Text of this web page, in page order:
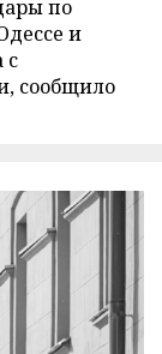
по
и
с
сообщило